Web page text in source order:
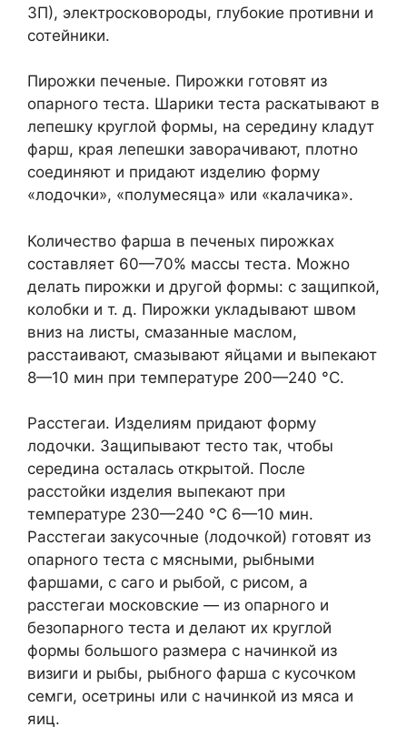
ЗП), электросковороды, глубокие противни и
сотейники.
Пирожки печеные. Пирожки готовят из
опарного теста. Шарики теста раскатывают в
лепешку круглой формы, на середину кладут
фарш, края лепешки заворачивают, плотно
соединяют и придают изделию форму
«лодочки», «полумесяца» или «калачика».
Количество фарша в печеных пирожках
составляет 60—70% массы теста. Можно
делать пирожки и другой формы: с защипкой,
колобки и т. д. Пирожки укладывают швом
вниз на листы, смазанные маслом,
расстаивают, смазывают яйцами и выпекают
8—10 мин при температуре 200—240 °С.
Расстегаи. Изделиям придают форму
лодочки. Защипывают тесто так, чтобы
середина осталась открытой. После
расстойки изделия выпекают при
температуре 230—240 °С 6—10 мин.
Расстегаи закусочные (лодочкой) готовят из
опарного теста с мясными, рыбными
фаршами, с саго и рыбой, с рисом, а
расстегаи московские — из опарного и
безопарного теста и делают их круглой
формы большого размера с начинкой из
визиги и рыбы, рыбного фарша с кусочком
семги, осетрины или с начинкой из мяса и
яиц.